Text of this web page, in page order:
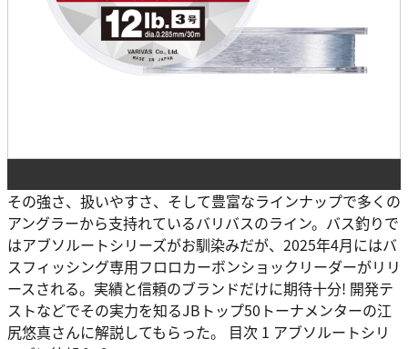
その強さ、扱いやすさ、そして豊富なラインナップで多くの
アングラーから支持れているバリバスのライン。バス釣りで
はアブソルートシリーズがお馴染みだが、2025年4月にはバ
スフィッシング専用フロロカーボンショックリーダーがリリ
ースされる。実績と信頼のブランドだけに期待十分! 開発テ
ストなどでその実力を知るJBトップ50トーナメンターの江
尻悠真さんに解説してもらった。 目次 1 アブソルートシリ